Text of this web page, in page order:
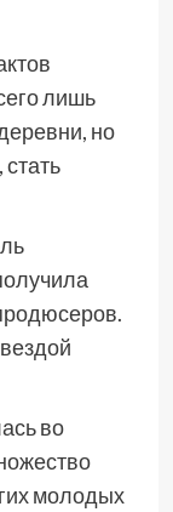
лишь
но
во
молодых